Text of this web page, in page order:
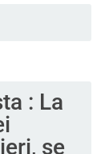
: La
se